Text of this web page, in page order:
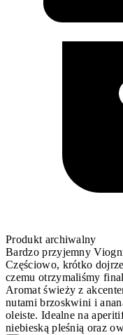
Produkt archiwalny
Bardzo przyjemny
Częściowo, krótko
czemu otrzymaliśmy
Aromat świeży z
nutami brzoskwini i
oleiste. Idealne na
niebieską pleśnią oraz